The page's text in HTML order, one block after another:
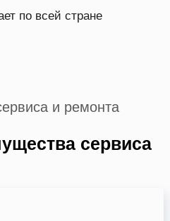
по всей стране
и ремонта
сервиса